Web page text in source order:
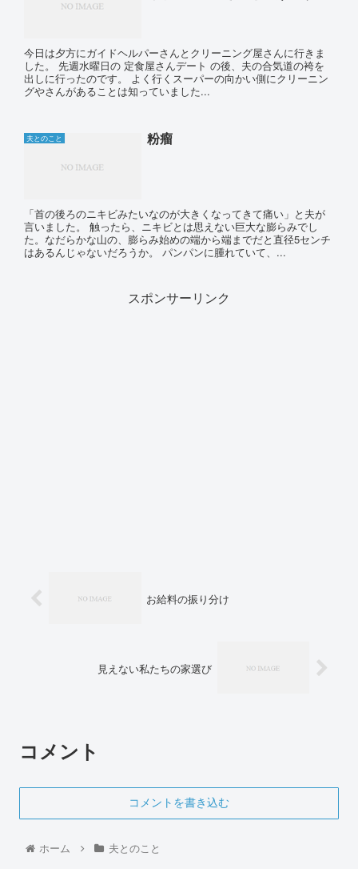
今日は夕方にガイドヘルパーさんとクリーニング屋さんに行きま
した。 先週水曜日の 定食屋さんデート の後、夫の合気道の袴を
出しに行ったのです。 よく行くスーパーの向かい側にクリーニン
グやさんがあることは知っていました...
夫とのこと 粉瘤
「首の後ろのニキビみたいなのが大きくなってきて痛い」と夫が
言いました。 触ったら、ニキビとは思えない巨大な膨らみでし
た。なだらかな山の、膨らみ始めの端から端までだと直径5センチ
はあるんじゃないだろうか。 パンパンに腫れていて、...
スポンサーリンク
お給料の振り分け
見えない私たちの家選び
コメント
コメントを書き込む
ホーム 夫とのこと